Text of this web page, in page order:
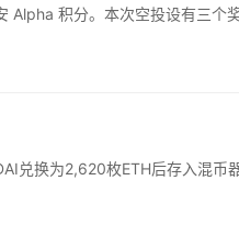
Alpha 积分。本次空投设有三个
换为2,620枚ETH后存入混币器